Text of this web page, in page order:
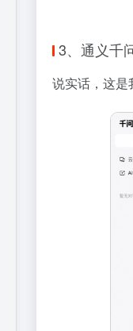
3、通义千
说实话，这是